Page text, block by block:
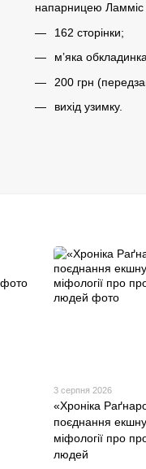
напарницею Ламміс
162 сторінки;
мʼяка
200 грн
вихід узимку.
3 серпня 2026
«Хроніка
поєднання
міфології про
людей